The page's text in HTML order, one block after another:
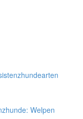
Welpen